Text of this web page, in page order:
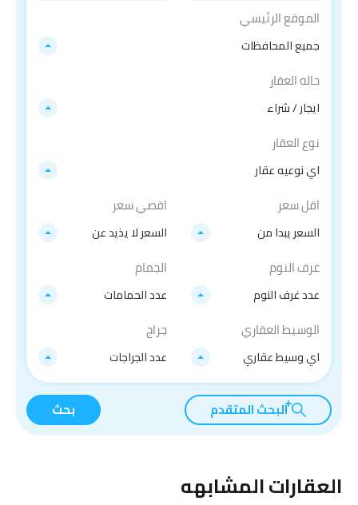
الموقع الرئيسي
جميع المحافظات
حاله العقار
ايجار / شراء
نوع العقار
اي نوعيه عقار
اقل سعر
السعر يبدا من
اقصي سعر
السعر لا يذيد عن
غرف النوم
عدد غرف النوم
الجمام
عدد الحمامات
الوسيط العقاري
اي وسيط عقاري
جراج
عدد الجراجات
البحث المتقدم بحث
العقارات المشابهه